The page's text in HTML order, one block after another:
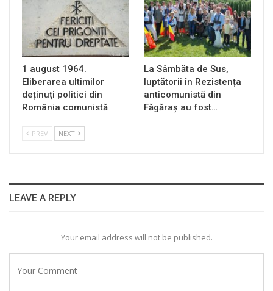
1 august 1964.
Eliberarea ultimilor
deținuți politici din
România comunistă
La Sâmbăta de Sus,
luptătorii în Rezistența
anticomunistă din
Făgăraș au fost…
PREV NEXT
LEAVE A REPLY
Your email address will not be published.